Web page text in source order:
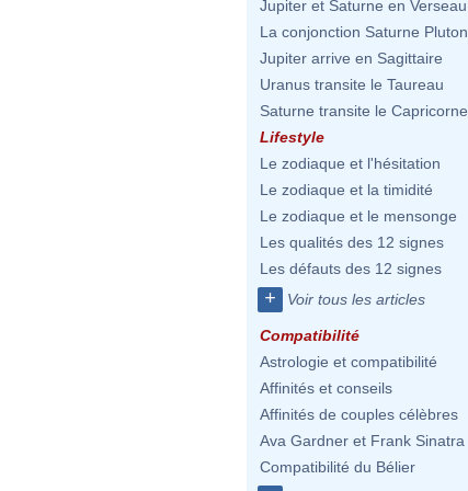
Jupiter et Saturne en Verseau
La conjonction Saturne Pluton
Jupiter arrive en Sagittaire
Uranus transite le Taureau
Saturne transite le Capricorne
Lifestyle
Le zodiaque et l'hésitation
Le zodiaque et la timidité
Le zodiaque et le mensonge
Les qualités des 12 signes
Les défauts des 12 signes
+ Voir tous les articles
Compatibilité
Astrologie et compatibilité
Affinités et conseils
Affinités de couples célèbres
Ava Gardner et Frank Sinatra
Compatibilité du Bélier